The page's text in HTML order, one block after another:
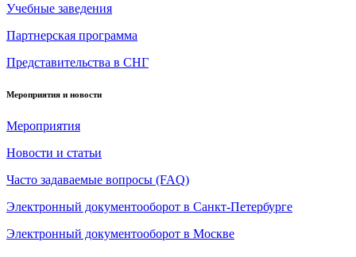
Учебные заведения
Партнерская программа
Представительства в СНГ
Мероприятия и новости
Мероприятия
Новости и статьи
Часто задаваемые вопросы (FAQ)
Электронный документооборот в Санкт-Петербурге
Электронный документооборот в Москве